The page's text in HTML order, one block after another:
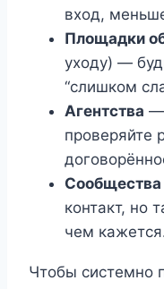
вход,
Площадки
уходу) —
“слишком
Агентства —
проверяйте
Сообщества
контакт, но
чем
Чтобы системно